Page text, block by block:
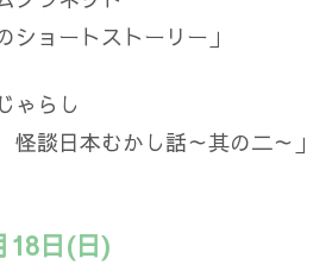
ショートストーリー」
ゃらし
怪談日本むかし話～其の二～」
18日(日)